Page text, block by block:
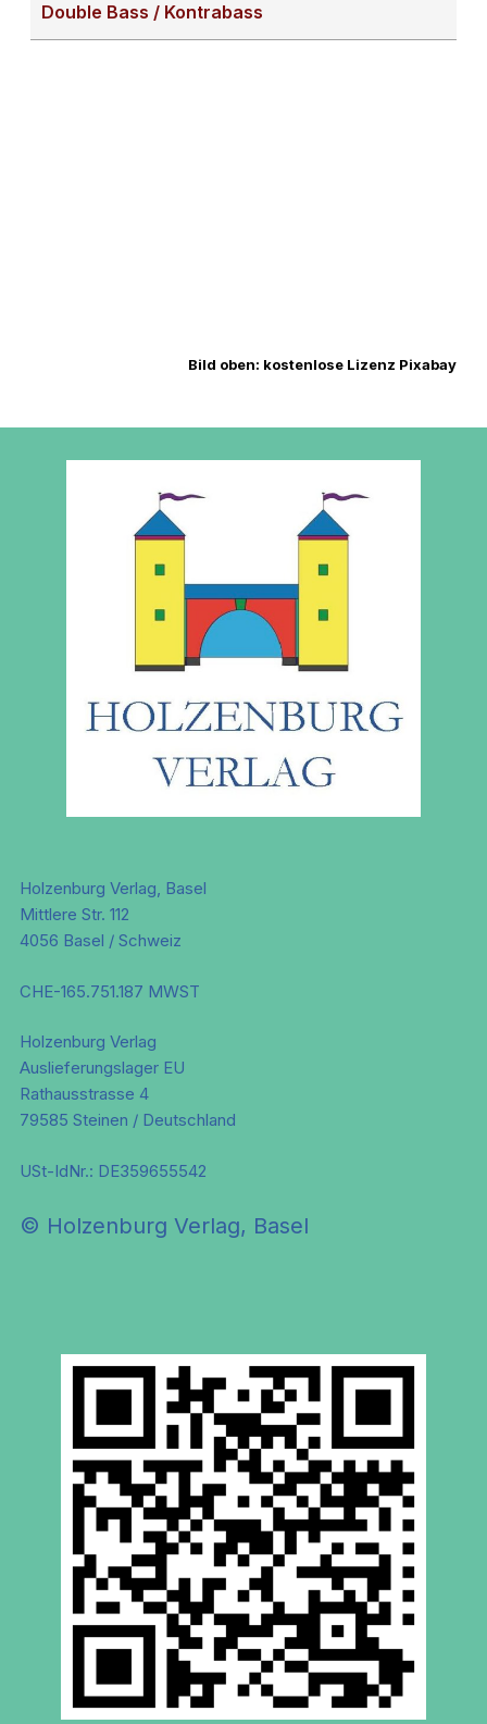
Double Bass / Kontrabass
Bild oben: kostenlose Lizenz Pixabay
Holzenburg Verlag, Basel
Mittlere Str. 112
4056 Basel / Schweiz
CHE-165.751.187 MWST
Holzenburg Verlag
Auslieferungslager EU
Rathausstrasse 4
79585 Steinen / Deutschland
USt-IdNr.: DE359655542
© Holzenburg Verlag, Basel